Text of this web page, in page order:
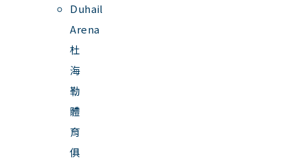
Duhail
Arena
杜
海
勒
體
育
俱